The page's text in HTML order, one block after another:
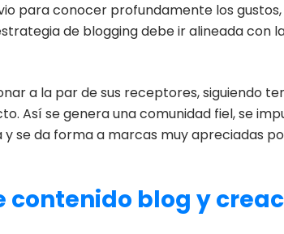
para conocer profundamente los
de blogging debe ir alineada con
a la par de sus receptores, siguiendo
Así se genera una comunidad fiel, se
se da forma a marcas muy apreciadas
contenido blog y